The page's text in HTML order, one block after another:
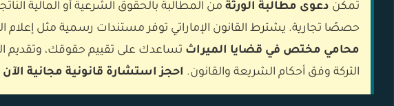
تُمكّن دعوى مطالبة الورثة من المطالبة بالحقوق الشرعية أو المالية
حصصًا تجارية. يشترط القانون الإماراتي توفر مستندات رسمية مثل إعلام
محامي مختص في قضايا الميراث تساعدك على تقييم حقوقك، وتقديم
التركة وفق أحكام الشريعة والقانون. احجز استشارة قانونية مجانية الآن